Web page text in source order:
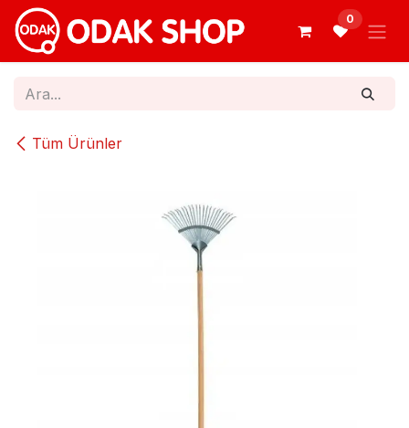
İçereği Atla
0
Tüm Ürünler